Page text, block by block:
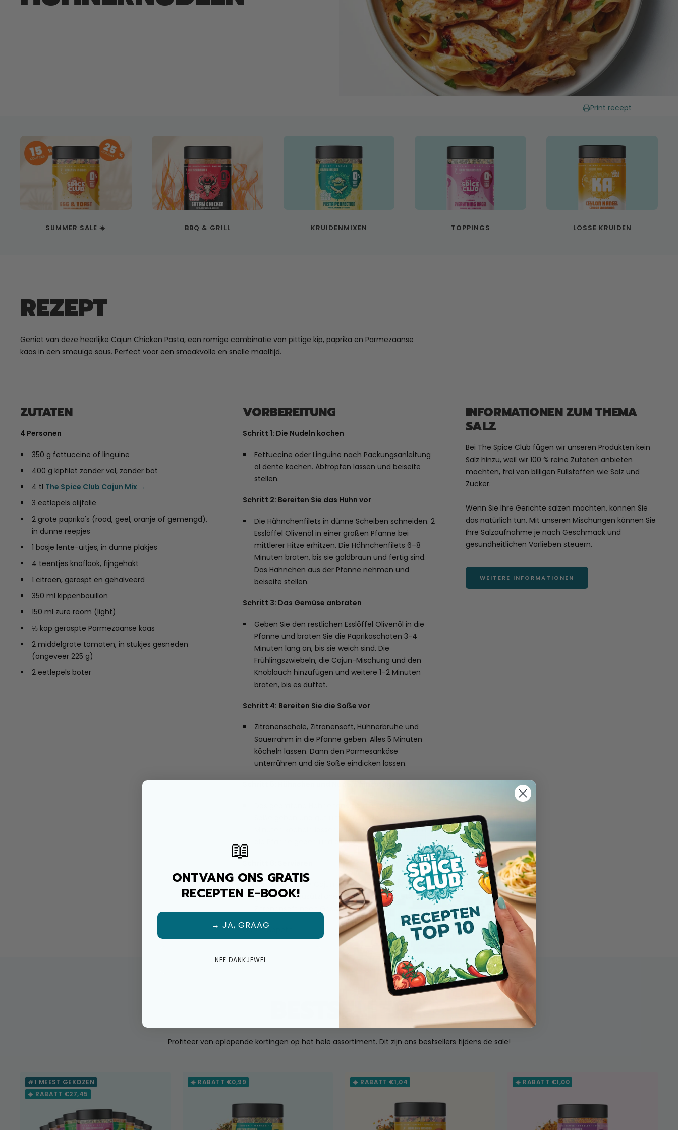
Print recept
SUMMER SALE ☀️ BBQ & GRILL KRUIDENMIXEN TOPPINGS LOSSE KRUIDEN
REZEPT
Geniet van deze heerlijke Cajun Chicken Pasta, een romige combinatie van pittige kip, paprika en Parmezaanse
kaas in een smeuïge saus. Perfect voor een smaakvolle en snelle maaltijd.
ZUTATEN
4 Personen
350 g fettuccine of linguine
400 g kipfilet zonder vel, zonder bot
4 tl The Spice Club Cajun Mix
3 eetlepels olijfolie
2 grote paprika's (rood, geel, oranje of gemengd),
in dunne reepjes
1 bosje lente-uitjes, in dunne plakjes
4 teentjes knoflook, fijngehakt
1 citroen, geraspt en gehalveerd
350 ml kippenbouillon
150 ml zure room (light)
⅓ kop geraspte Parmezaanse kaas
2 middelgrote tomaten, in stukjes gesneden
(ongeveer 225 g)
2 eetlepels boter
VORBEREITUNG
Schritt 1: Die Nudeln kochen
Fettuccine oder Linguine nach Packungsanleitung
al dente kochen. Abtropfen lassen und beiseite
stellen.
Schritt 2: Bereiten Sie das Huhn vor
Die Hähnchenfilets in dünne Scheiben schneiden. 2
Esslöffel Olivenöl in einer großen Pfanne bei
mittlerer Hitze erhitzen. Die Hähnchenfilets 6–8
Minuten braten, bis sie goldbraun und fertig sind.
Das Hähnchen aus der Pfanne nehmen und
beiseite stellen.
Schritt 3: Das Gemüse anbraten
Geben Sie den restlichen Esslöffel Olivenöl in die
Pfanne und braten Sie die Paprikaschoten 3-4
Minuten lang an, bis sie weich sind. Die
Frühlingszwiebeln, die Cajun-Mischung und den
Knoblauch hinzufügen und weitere 1–2 Minuten
braten, bis es duftet.
Schritt 4: Bereiten Sie die Soße vor
Zitronenschale, Zitronensaft, Hühnerbrühe und
Sauerrahm in die Pfanne geben. Alles 5 Minuten
köcheln lassen. Dann den Parmesankäse
unterrühren und die Soße eindicken lassen.
Soße geben und gut umrühren. Weitere 2-3
Minuten köcheln lassen. Die gekochten Nudeln in
die Pfanne geben und alles vermischen.
Servieren Sie die Cajun Chicken Pasta warm,
garniert mit zusätzlichem Parmesan und etwas
Zitronensaft nach Geschmack.
Guten Appetit!
INFORMATIONEN ZUM THEMA
SALZ
Bei The Spice Club fügen wir unseren Produkten kein
Salz hinzu, weil wir 100 % reine Zutaten anbieten
möchten, frei von billigen Füllstoffen wie Salz und
Zucker.
Wenn Sie Ihre Gerichte salzen möchten, können Sie
das natürlich tun. Mit unseren Mischungen können Sie
Ihre Salzaufnahme je nach Geschmack und
gesundheitlichen Vorlieben steuern.
WEITERE INFORMATIONEN
Profiteer van oplopende kortingen op het hele assortiment. Dit zijn ons bestsellers tijdens de sale!
#1 MEEST GEKOZEN
☀️ RABATT €27,45
☀️ RABATT €0,99 ☀️ RABATT €1,04 ☀️ RABATT €1,00
📖
ONTVANG ONS GRATIS
RECEPTEN E-BOOK!
→ JA, GRAAG
NEE DANKJEWEL